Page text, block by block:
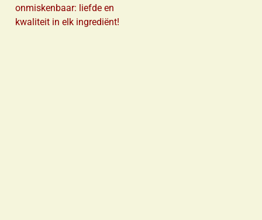
onmiskenbaar: liefde en
kwaliteit in elk ingrediënt!